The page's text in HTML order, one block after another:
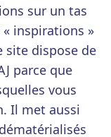
sur un tas
« inspirations »
site dispose de
parce que
vous
Il met aussi